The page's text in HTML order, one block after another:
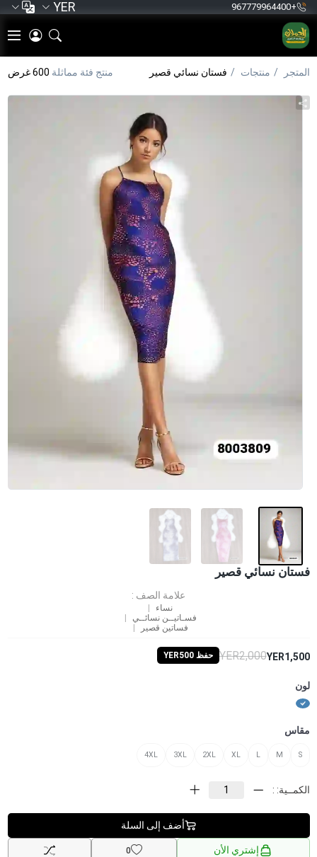
+967779964400
YER
المتجر منتجات فستان نسائي قصير منتج فئة مماثلة 600 غرض
فستان نسائي قصير
علامة الصف :
نساء
فسـاتيــن نسائــي
فساتين قصير
YER1,500
YER2,000 حفظ YER500
لون
مقاس
S
M
L
XL
2XL
3XL
4XL
الكمــية: :
أضف إلى السلة
إشتري الأن 0